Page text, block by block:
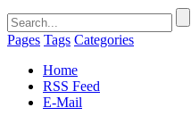
Pages Tags Categories
Home
RSS Feed
E-Mail